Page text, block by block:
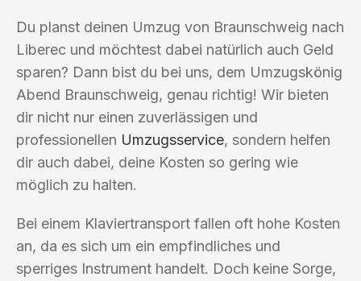
Du planst deinen Umzug von Braunschweig nach
Liberec und möchtest dabei natürlich auch Geld
sparen? Dann bist du bei uns, dem Umzugskönig
Abend Braunschweig, genau richtig! Wir bieten
dir nicht nur einen zuverlässigen und
professionellen Umzugsservice, sondern helfen
dir auch dabei, deine Kosten so gering wie
möglich zu halten.
Bei einem Klaviertransport fallen oft hohe Kosten
an, da es sich um ein empfindliches und
sperriges Instrument handelt. Doch keine Sorge,